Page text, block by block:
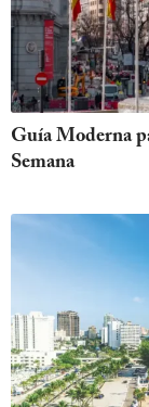
Guía Moderna
Semana